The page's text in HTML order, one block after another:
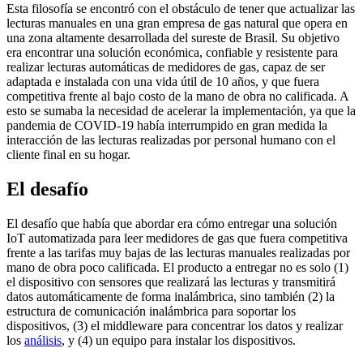
Esta filosofía se encontró con el obstáculo de tener que actualizar las
lecturas manuales en una gran empresa de gas natural que opera en
una zona altamente desarrollada del sureste de Brasil. Su objetivo
era encontrar una solución económica, confiable y resistente para
realizar lecturas automáticas de medidores de gas, capaz de ser
adaptada e instalada con una vida útil de 10 años, y que fuera
competitiva frente al bajo costo de la mano de obra no calificada. A
esto se sumaba la necesidad de acelerar la implementación, ya que la
pandemia de COVID-19 había interrumpido en gran medida la
interacción de las lecturas realizadas por personal humano con el
cliente final en su hogar.
El desafío
El desafío que había que abordar era cómo entregar una solución
IoT automatizada para leer medidores de gas que fuera competitiva
frente a las tarifas muy bajas de las lecturas manuales realizadas por
mano de obra poco calificada. El producto a entregar no es solo (1)
el dispositivo con sensores que realizará las lecturas y transmitirá
datos automáticamente de forma inalámbrica, sino también (2) la
estructura de comunicación inalámbrica para soportar los
dispositivos, (3) el middleware para concentrar los datos y realizar
los análisis, y (4) un equipo para instalar los dispositivos.